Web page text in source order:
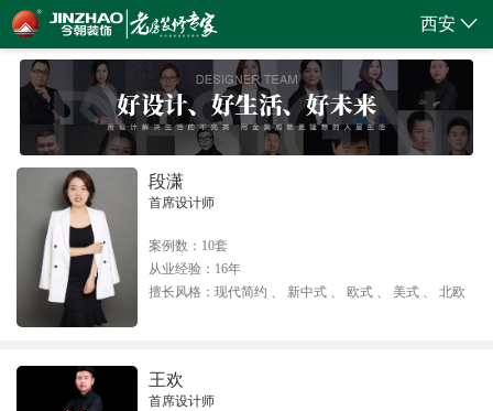
西安
段潇
首席设计师
案例数： 10套
从业经验： 16年
擅长风格： 现代简约 、 新中式 、 欧式 、 美式 、 北欧
王欢
首席设计师